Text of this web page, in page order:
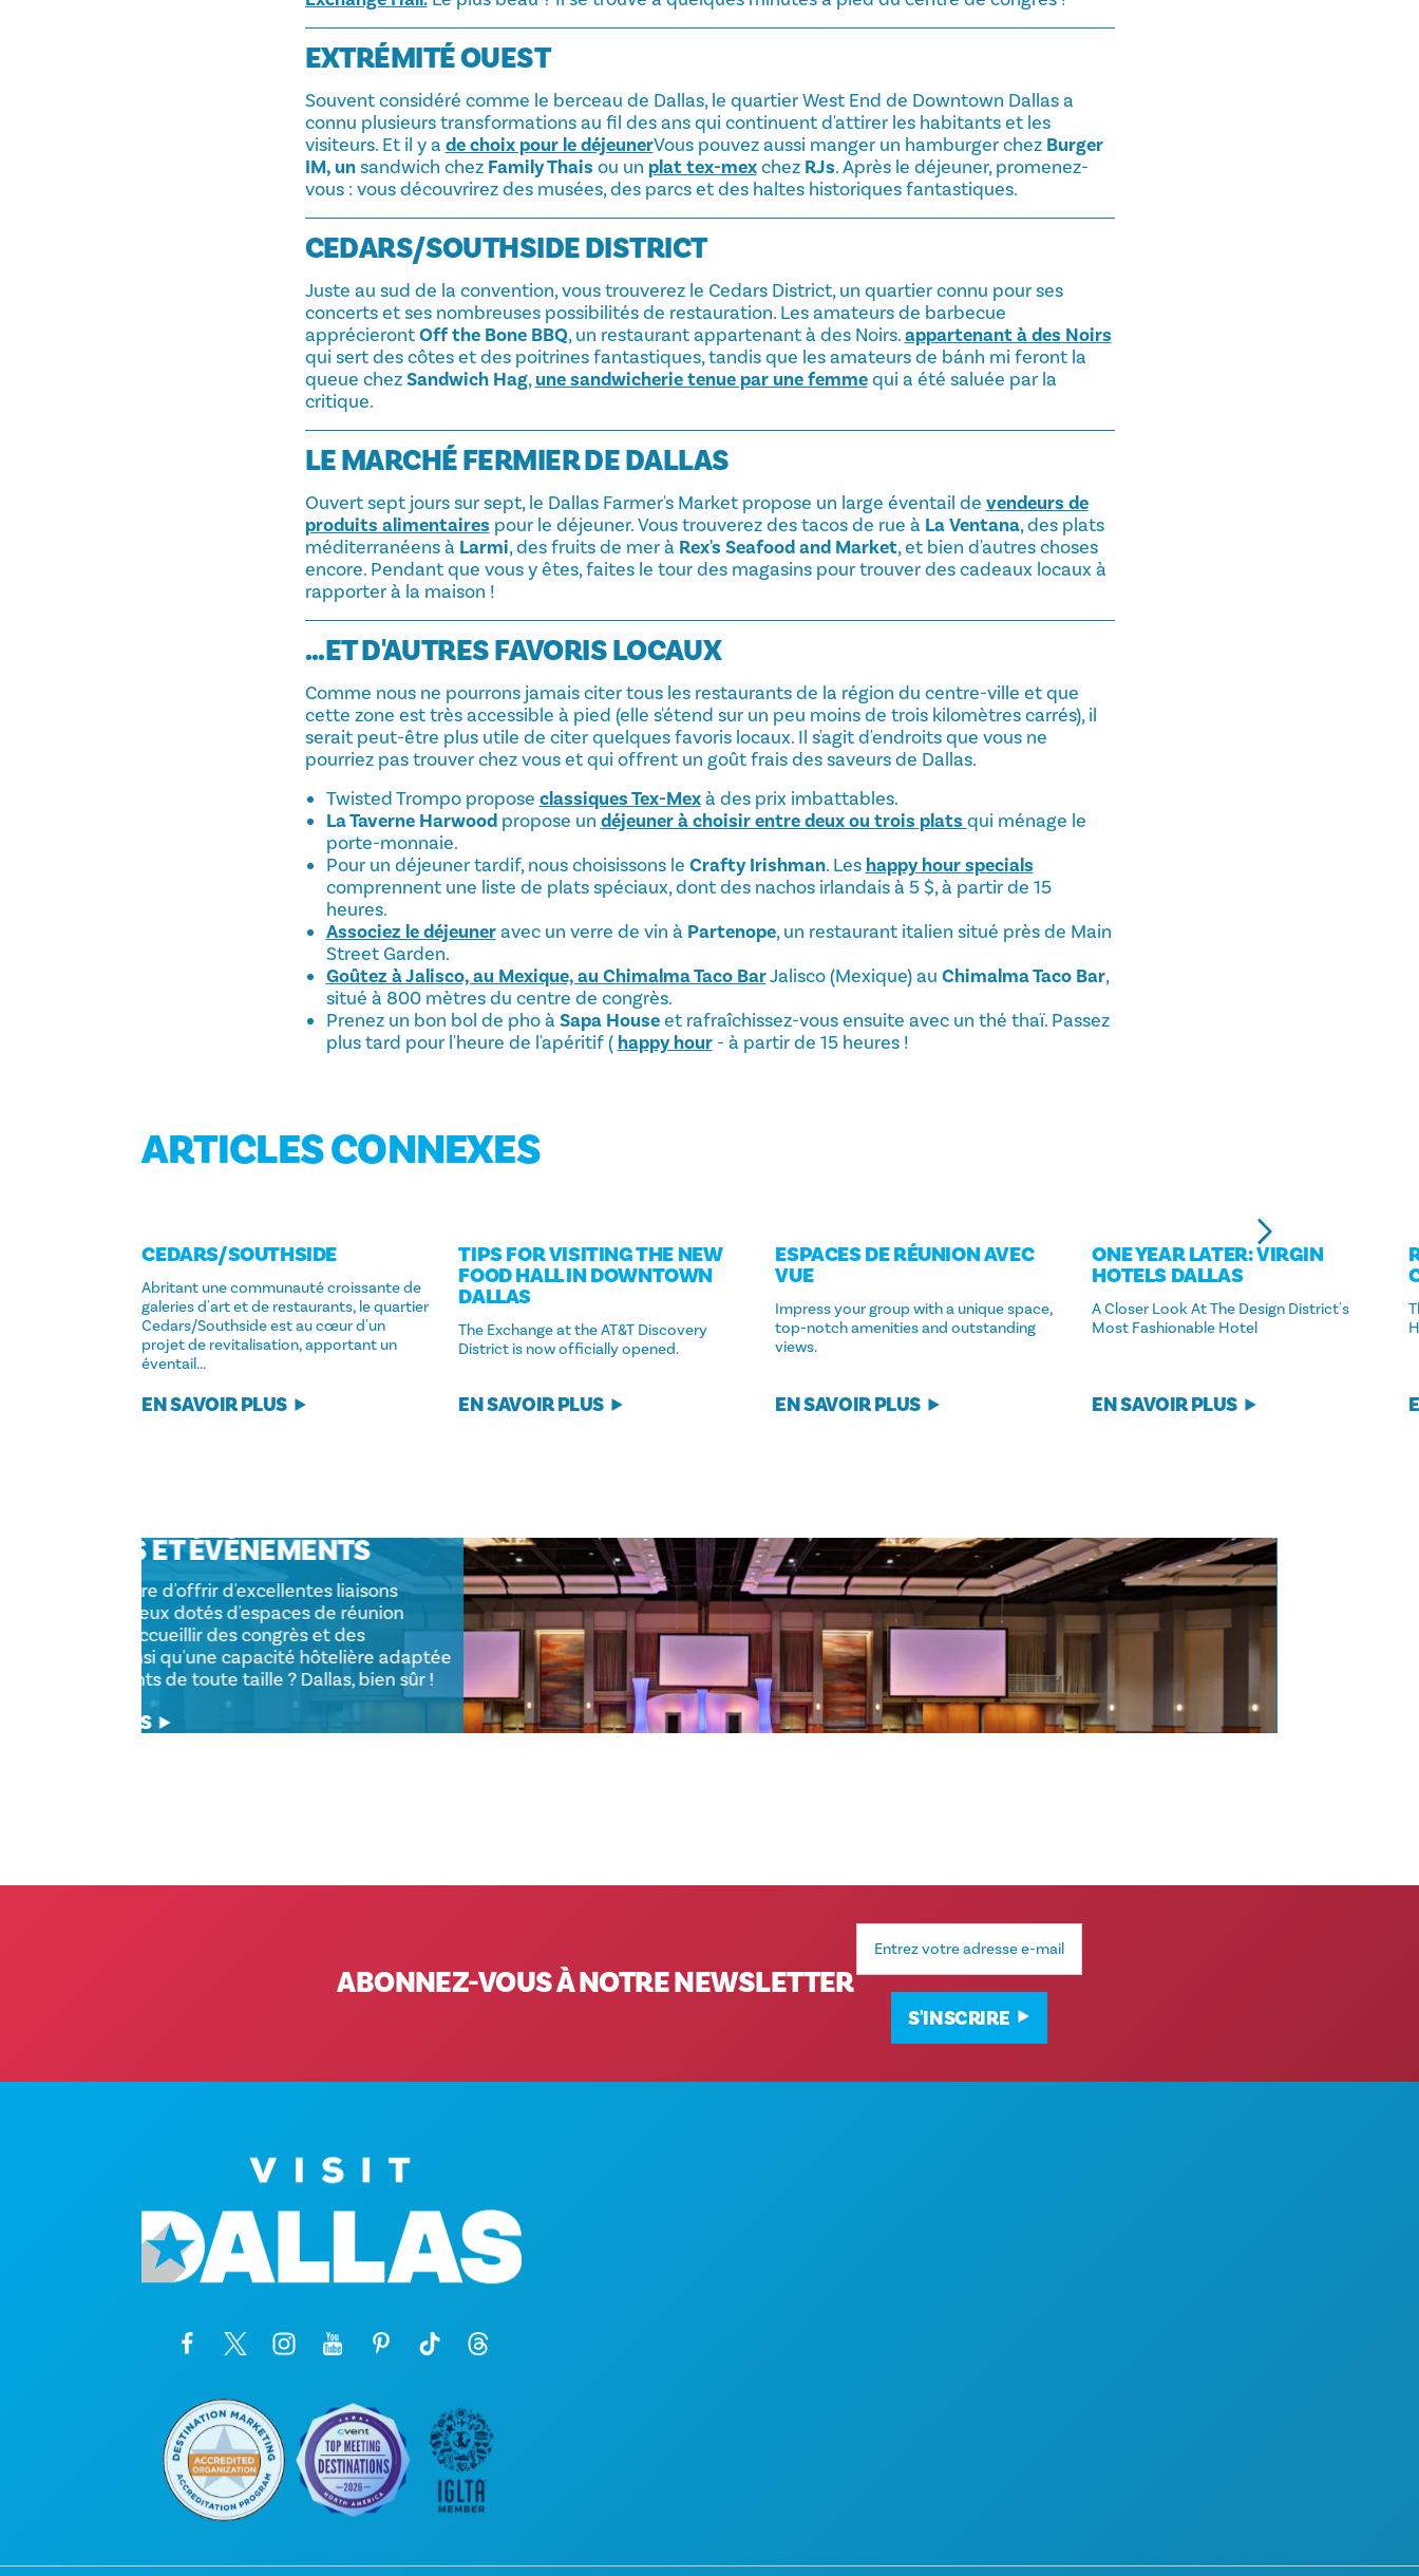
EXTRÉMITÉ OUEST
Souvent considéré comme le berceau de Dallas, le quartier West End de Downtown Dallas a
connu plusieurs transformations au fil des ans qui continuent d'attirer les habitants et les
visiteurs. Et il y a de choix pour le déjeunerVous pouvez aussi manger un hamburger chez Burger
IM, unsandwich chez Family Thais ou un plat tex-mexchez RJs. Après le déjeuner, promenez-
vous : vous découvrirez des musées, des parcs et des haltes historiques fantastiques.
CEDARS/SOUTHSIDE DISTRICT
Juste au sud de la convention, vous trouverez le Cedars District, un quartier connu pour ses
concerts et ses nombreuses possibilités de restauration. Les amateurs de barbecue
apprécierontOff the Bone BBQ, un restaurant appartenant à des Noirs.appartenant à des Noirs
qui sert des côtes et des poitrines fantastiques, tandis que les amateurs de bánh mi feront la
queue chezSandwich Hag,une sandwicherie tenue par une femmequi a été saluée par la
critique.
LE MARCHÉ FERMIER DE DALLAS
Ouvert sept jours sur sept, le Dallas Farmer's Market propose un large éventail de vendeurs de
produits alimentaires pour le déjeuner. Vous trouverez des tacos de rue à La Ventana, des plats
méditerranéens à Larmi, des fruits de mer à Rex's Seafood and Market, et bien d'autres choses
encore. Pendant que vous y êtes, faites le tour des magasins pour trouver des cadeaux locaux à
rapporter à la maison !
...ET D'AUTRES FAVORIS LOCAUX
Comme nous ne pourrons jamais citer tous les restaurants de la région du centre-ville et que
cette zone est très accessible à pied (elle s'étend sur un peu moins de trois kilomètres carrés), il
serait peut-être plus utile de citer quelques favoris locaux. Il s'agit d'endroits que vous ne
pourriez pas trouver chez vous et qui offrent un goût frais des saveurs de Dallas.
Twisted Trompo propose classiques Tex-Mexà des prix imbattables.
La Taverne Harwoodpropose un déjeuner à choisir entre deux ou trois plats qui ménage le
porte-monnaie.
Pour un déjeuner tardif, nous choisissons le Crafty Irishman. Les happy hour specials
comprennent une liste de plats spéciaux, dont des nachos irlandais à 5 $, à partir de 15
heures.
Associez le déjeuneravec un verre de vin à Partenope, un restaurant italien situé près de Main
Street Garden.
Goûtez à Jalisco, au Mexique, au Chimalma Taco BarJalisco (Mexique) au Chimalma Taco Bar,
situé à 800 mètres du centre de congrès.
Prenez un bon bol de pho à Sapa Houseet rafraîchissez-vous ensuite avec un thé thaï. Passez
plus tard pour l'heure de l'apéritif ( happy hour- à partir de 15 heures !
ARTICLES CONNEXES
CEDARS/​SOUTHSIDE
Abritant une communauté croissante de
galeries d'art et de restaurants, le quartier
Cedars/Southside est au cœur d'un
projet de revitalisation, apportant un
éventail...
EN SAVOIR PLUS
TIPS FOR VISITING THE NEW
FOOD HALL IN DOWNTOWN
DALLAS
The Exchange at the AT&T Discovery
District is now officially opened.
EN SAVOIR PLUS
ESPACES DE RÉUNION AVEC
VUE
Impress your group with a unique space,
top-notch amenities and outstanding
views.
EN SAVOIR PLUS
ONE YEAR LATER: VIRGIN
HOTELS DALLAS
A Closer Look At The Design District's
Most Fashionable Hotel
EN SAVOIR PLUS
RÉUNIONS ET ÉVÉNEMENTS
Qui est en mesure d'offrir d'excellentes liaisons
aériennes, des lieux dotés d'espaces de réunion
spacieux pour accueillir des congrès et des
conférences, ainsi qu'une capacité hôtelière adaptée
à des événements de toute taille ? Dallas, bien sûr !
EN SAVOIR PLUS
ABONNEZ-VOUS À NOTRE NEWSLETTER
Adresse
S'INSCRIRE